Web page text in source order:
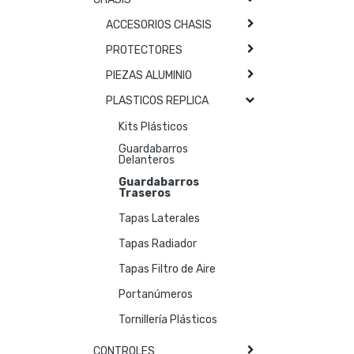
ACCESORIOS CHASIS
PROTECTORES
PIEZAS ALUMINIO
PLASTICOS REPLICA
Kits Plásticos
Guardabarros
Delanteros
Guardabarros
Traseros
Tapas Laterales
Tapas Radiador
Tapas Filtro de Aire
Portanúmeros
Tornillería Plásticos